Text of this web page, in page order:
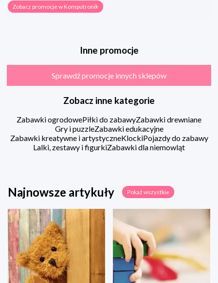
Zobacz promocje w Komputronik
Inne promocje
Sprawdź promocje innych sklepów
Zobacz inne kategorie
Zabawki ogrodowePiłki do zabawyZabawki drewniane
Gry i puzzleZabawki edukacyjne
Zabawki kreatywne i artystyczneKlockiPojazdy do zabawy
Lalki, zestawy i figurkiZabawki dla niemowląt
Najnowsze artykuły Pokaż wszystkie